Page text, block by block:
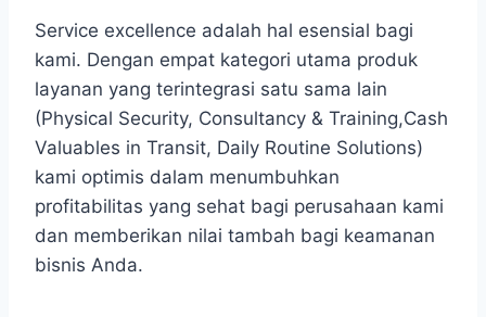
Service excellence adalah hal esensial bagi
kami. Dengan empat kategori utama produk
layanan yang terintegrasi satu sama lain
(Physical Security, Consultancy & Training,Cash
Valuables in Transit, Daily Routine Solutions)
kami optimis dalam menumbuhkan
profitabilitas yang sehat bagi perusahaan kami
dan memberikan nilai tambah bagi keamanan
bisnis Anda.